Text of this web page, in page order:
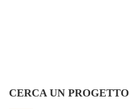
CERCA UN PROGETTO